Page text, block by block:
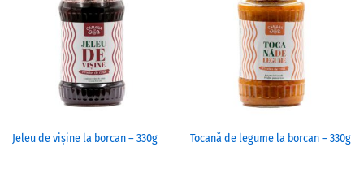
Jeleu de vișine la borcan – 330g Tocană de legume la borcan – 330g